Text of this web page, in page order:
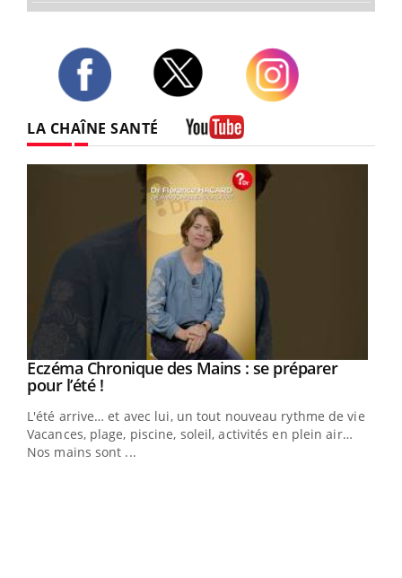
LA CHAÎNE SANTÉ
Youtube
Eczéma Chronique des Mains : se préparer
pour l’été !Youtube
L'été arrive… et avec lui, un tout nouveau rythme de vie !
Vacances, plage, piscine, soleil, activités en plein air…
Nos mains sont ...